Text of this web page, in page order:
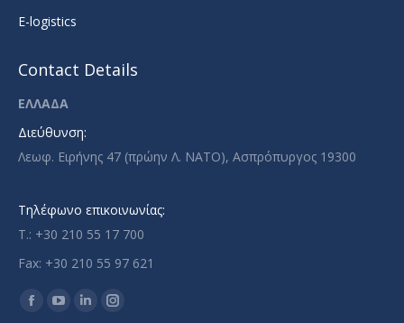
E-logistics
Contact Details
ΕΛΛΑΔΑ
Διεύθυνση:
Λεωφ. Ειρήνης 47 (πρώην Λ. ΝΑΤΟ), Ασπρόπυργος 19300
Τηλέφωνο επικοινωνίας:
T.: +30 210 55 17 700
Fax: +30 210 55 97 621
Find us on:
FacebookYouTubeLinkedinInstagram